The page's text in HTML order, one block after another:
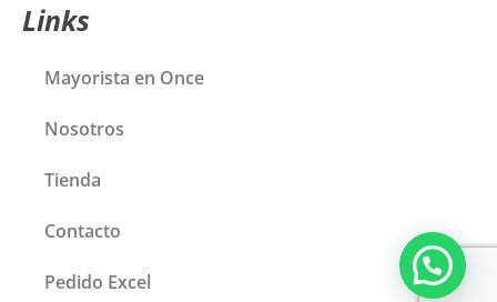
Links
Mayorista en Once
Nosotros
Tienda
Contacto
Pedido Excel